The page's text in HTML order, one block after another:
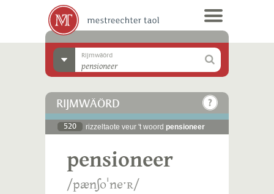
Rijmwäörd
RIJMWÄÖRD
520 rizzeltaote veur 't woord pensioneer
pensioneer
/pænʃoˈneˑʀ/